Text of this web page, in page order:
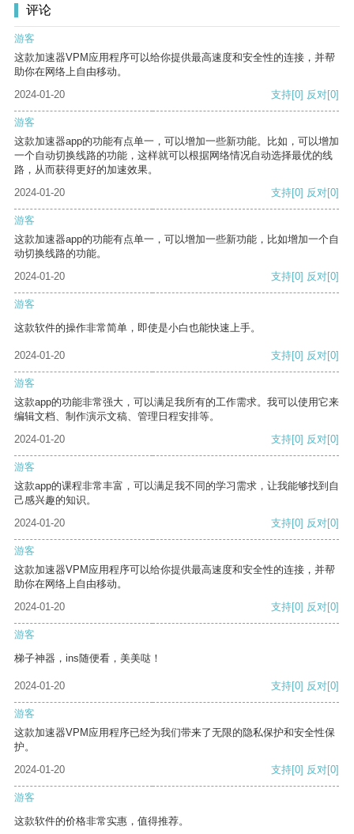
评论
游客
这款加速器VPM应用程序可以给你提供最高速度和安全性的连接，并帮
助你在网络上自由移动。
2024-01-20
支持[0] 反对[0]
游客
这款加速器app的功能有点单一，可以增加一些新功能。比如，可以增加
一个自动切换线路的功能，这样就可以根据网络情况自动选择最优的线
路，从而获得更好的加速效果。
2024-01-20
支持[0] 反对[0]
游客
这款加速器app的功能有点单一，可以增加一些新功能，比如增加一个自
动切换线路的功能。
2024-01-20
支持[0] 反对[0]
游客
这款软件的操作非常简单，即使是小白也能快速上手。
2024-01-20 支持[0] 反对[0]
游客
这款app的功能非常强大，可以满足我所有的工作需求。我可以使用它来
编辑文档、制作演示文稿、管理日程安排等。
2024-01-20
支持[0] 反对[0]
游客
这款app的课程非常丰富，可以满足我不同的学习需求，让我能够找到自
己感兴趣的知识。
2024-01-20
支持[0] 反对[0]
游客
这款加速器VPM应用程序可以给你提供最高速度和安全性的连接，并帮
助你在网络上自由移动。
2024-01-20
支持[0] 反对[0]
游客
梯子神器，ins随便看，美美哒！
2024-01-20 支持[0] 反对[0]
游客
这款加速器VPM应用程序已经为我们带来了无限的隐私保护和安全性保
护。
2024-01-20
支持[0] 反对[0]
游客
这款软件的价格非常实惠，值得推荐。